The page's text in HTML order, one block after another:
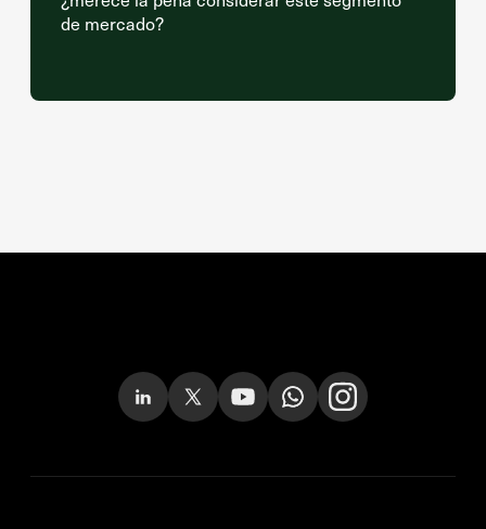
de mercado?